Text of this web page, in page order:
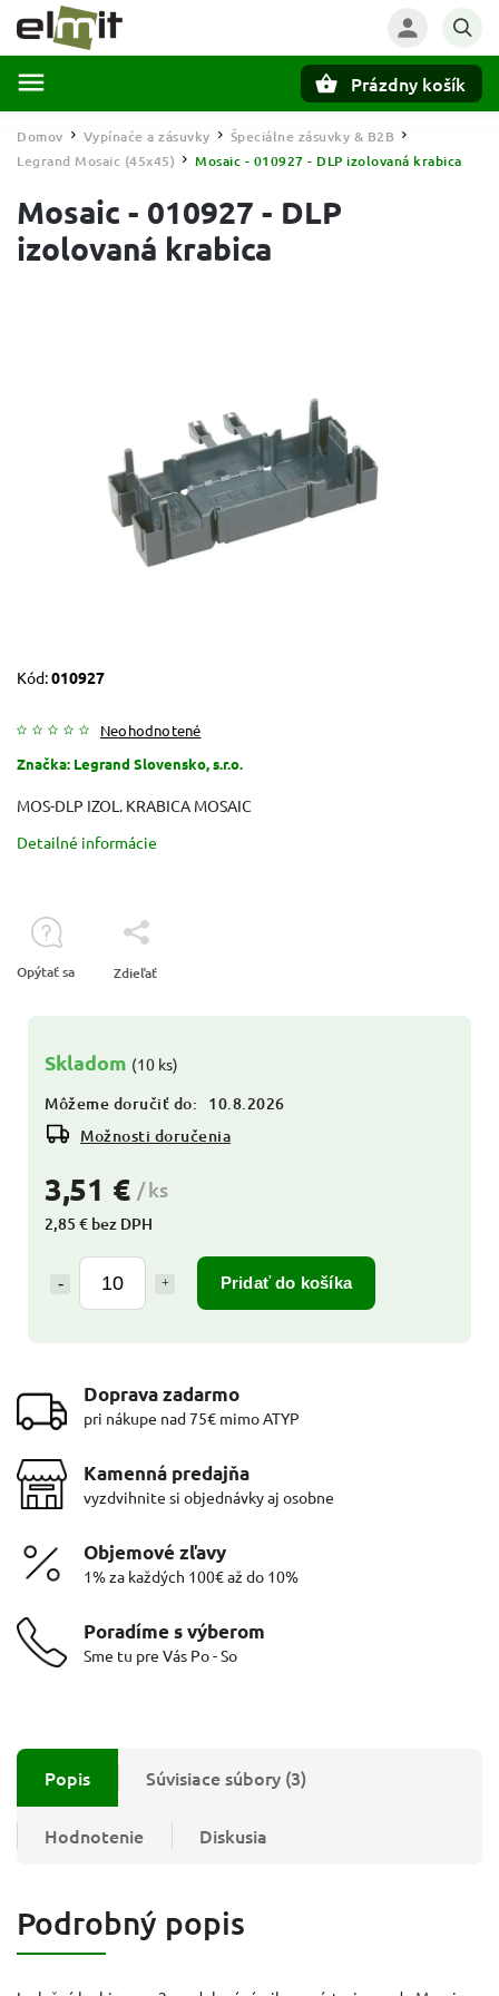
Prázdny košík
Domov / Vypínače a zásuvky / Špeciálne zásuvky & B2B /
Legrand Mosaic (45x45) / Mosaic - 010927 - DLP izolovaná krabica
Mosaic - 010927 - DLP
izolovaná krabica
Kód:010927
Neohodnotené
Značka: Legrand Slovensko, s.r.o.
3,51 € / ks
2,85 € bez DPH
Pridať do košíka
Skladom (10 ks)
Môžeme doručiť do:
10.8.2026
Možnosti doručenia
MOS-DLP IZOL. KRABICA MOSAIC
Detailné informácie
Opýtať sa Zdieľať
Doprava zadarmo
pri nákupe nad 75€ mimo ATYP
Kamenná predajňa
vyzdvihnite si objednávky aj osobne
Objemové zľavy
1% za každých 100€ až do 10%
Poradíme s výberom
Sme tu pre Vás Po - So
Popis Súvisiace súbory (3)
Hodnotenie Diskusia
Podrobný popis